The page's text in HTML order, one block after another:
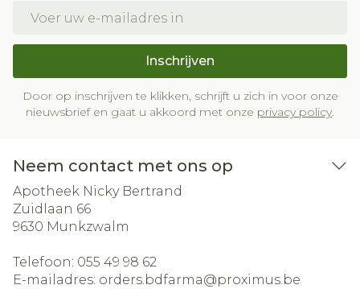
Inschrijven
Door op inschrijven te klikken, schrijft u zich in voor onze
nieuwsbrief en gaat u akkoord met onze privacy policy.
Neem contact met ons op
Apotheek Nicky Bertrand
Zuidlaan 66
9630 Munkzwalm
Telefoon: 055 49 98 62
E-mailadres: orders.bdfarma@proximus.be